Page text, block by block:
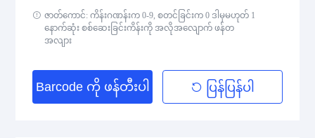
2D Codes
ဇာတ်ကောင်: ကိန်းဂဏန်းက 0-9, စတင်ခြင်းက 0 ဒါမှမဟုတ် 1
နောက်ဆုံး စစ်ဆေးခြင်းကိန်းကို အလိုအလျောက် ဖန်တ
အလျား
Barcode ကို ဖန်တီးပါ ပြန်ပြန်ပါ